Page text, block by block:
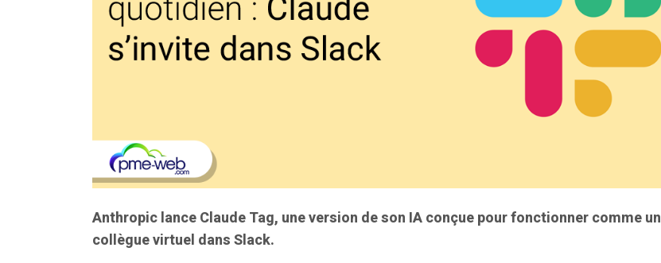
Anthropic lance Claude Tag, une version de son IA conçue pour fonctionner comme un
collègue virtuel dans Slack.